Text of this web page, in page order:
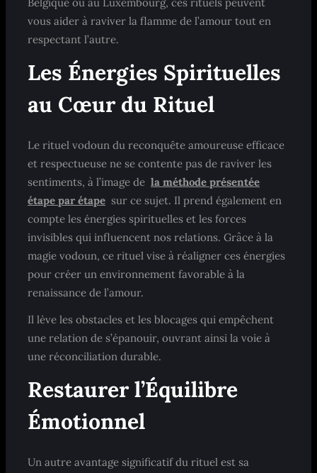
vous aider à raviver la flamme de l’amour tout en
respectant l’autre.
Les Énergies Spirituelles
au Cœur du Rituel
Le rituel vodoun du reconquête amoureuse efficace
et respectueuse ne se contente pas de raviver les
sentiments, à l’image de la méthode présentée
étape par étape sur ce sujet. Il prend également en
compte les énergies spirituelles et les forces
invisibles qui influencent nos relations. Grâce à la
magie vodoun, ce rituel vise à réaligner ces énergies
pour créer un environnement favorable à la
renaissance de l’amour.
Il lève les obstacles et les blocages qui empêchent
une relation de s’épanouir, ouvrant ainsi la voie à
une réconciliation durable.
Restaurer l’Équilibre
Émotionnel
Un autre avantage significatif du rituel est sa